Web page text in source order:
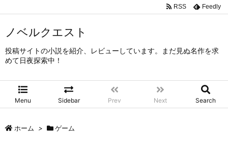
ノベルクエスト
投稿サイトの小説を紹介、レビューしています。まだ見ぬ名作を求
めて日夜探索中！
Menu Sidebar Prev Next Search
RSS Feedly
ホーム > ゲーム